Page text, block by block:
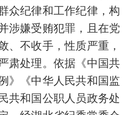
众纪律和工作纪律，构
涉嫌受贿犯罪，且在党
、不收手，性质严重，
肃处理。依据《中国共
》《中华人民共和国监
共和国公职人员政务处